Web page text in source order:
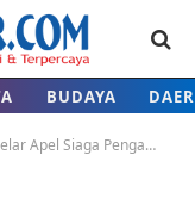
BUDAYA
Hari Buruh (May Day) 2025 di Lapangan Pemuda